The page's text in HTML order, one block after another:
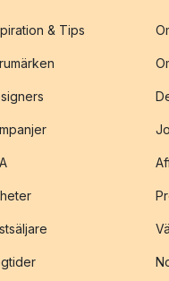
& Tips